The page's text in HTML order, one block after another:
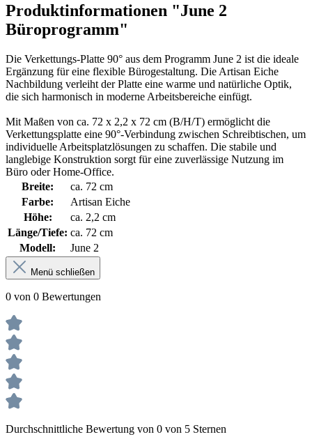
Produktinformationen "June 2
Büroprogramm"
Die Verkettungs-Platte 90° aus dem Programm June 2 ist die ideale
Ergänzung für eine flexible Bürogestaltung. Die Artisan Eiche
Nachbildung verleiht der Platte eine warme und natürliche Optik,
die sich harmonisch in moderne Arbeitsbereiche einfügt.
Mit Maßen von ca. 72 x 2,2 x 72 cm (B/H/T) ermöglicht die
Verkettungsplatte eine 90°-Verbindung zwischen Schreibtischen, um
individuelle Arbeitsplatzlösungen zu schaffen. Die stabile und
langlebige Konstruktion sorgt für eine zuverlässige Nutzung im
Büro oder Home-Office.
Breite:
ca. 72 cm
Farbe:
Artisan Eiche
Höhe:
ca. 2,2 cm
Länge/Tiefe: ca. 72 cm
Modell:
June 2
Menü schließen
0 von 0 Bewertungen
Durchschnittliche Bewertung von 0 von 5 Sternen